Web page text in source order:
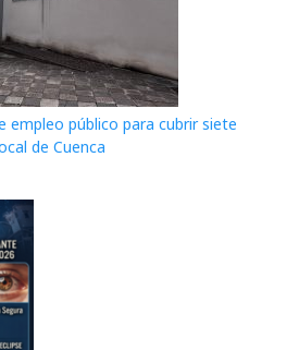
empleo público para cubrir siete
de Cuenca